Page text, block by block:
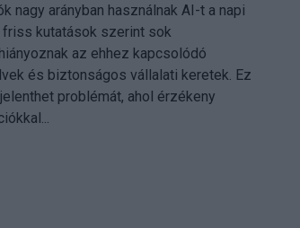
nagy arányban használnak AI-t a napi
friss kutatások szerint sok
az ehhez kapcsolódó
és biztonságos vállalati keretek. Ez
problémát, ahol érzékeny